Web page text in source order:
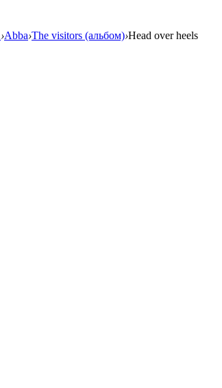
›Abba›The visitors (альбом)›Head over heels